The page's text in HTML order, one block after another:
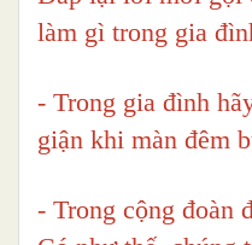
làm gì trong gia
- Trong gia đình
giận khi màn đêm
- Trong cộng đoàn